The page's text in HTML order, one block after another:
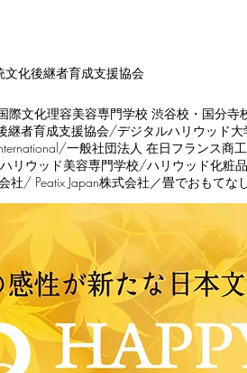
化後継者育成支援協会
際文化理容美容専門学校 渋谷校・国分
継者育成支援協会/デジタルハリウッド
一般社団法人 在日フランス商
リウッド美容専門学校/ハリウッド化粧
社/ Peatix Japan株式会社／畳でおもて